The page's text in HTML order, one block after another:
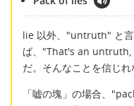
lie 以外、"untruth" と言
ば、"That's an
だ。そんなことを信じれ
「嘘の塊」の場合、